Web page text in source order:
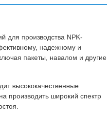
для производства NPK-
надежному и
пакеты, навалом и другие,
высококачественные
производить широкий спектр